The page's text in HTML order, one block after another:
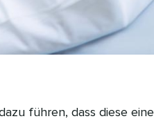
führen, dass diese eine